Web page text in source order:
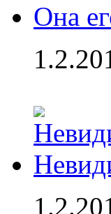
Она